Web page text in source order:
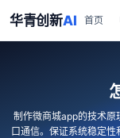
华青创新AI 首页
制作微商城app的技术原
口通信。保证系统稳定